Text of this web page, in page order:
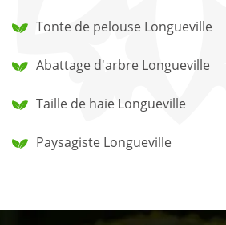
Tonte de pelouse Longueville
Abattage d'arbre Longueville
Taille de haie Longueville
Paysagiste Longueville